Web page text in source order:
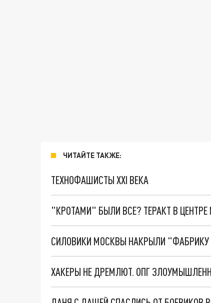
ЧИТАЙТЕ ТАКЖЕ:
ТЕХНОФАШИСТЫ XXI ВЕКА
"КРОТАМИ" БЫЛИ ВСЕ? ТЕРАКТ В